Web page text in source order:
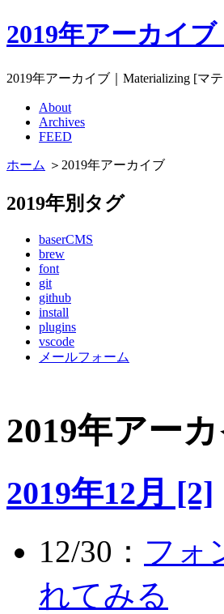
2019年アーカイ
2019年アーカイブ｜Materializing [マ
About
Archives
FEED
ホーム ＞2019年アーカイブ
2019年別タグ
baserCMS
brew
font
git
github
install
plugins
vscode
メールフォーム
2019年アー
2019年12月 [2]
12/30： フォ
れてみる